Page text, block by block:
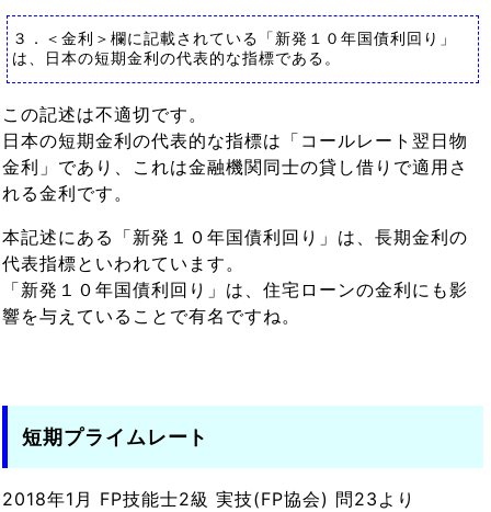
３．＜金利＞欄に記載されている「新発１０年国債利回り」
は、日本の短期金利の代表的な指標である。
この記述は不適切です。
日本の短期金利の代表的な指標は「コールレート翌日物
金利」であり、これは金融機関同士の貸し借りで適用さ
れる金利です。
本記述にある「新発１０年国債利回り」は、長期金利の
代表指標といわれています。
「新発１０年国債利回り」は、住宅ローンの金利にも影
響を与えていることで有名ですね。
短期プライムレート
2018年1月 FP技能士2級 実技(FP協会) 問23より